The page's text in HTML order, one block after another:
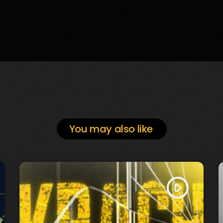
You may also like
play_arrow